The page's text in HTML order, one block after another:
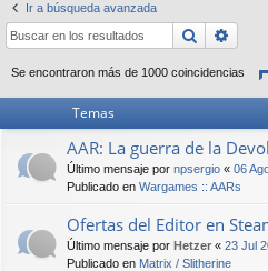
do
s
Ir a búsqueda avanzada
Buscar
Se encontraron más de 1000 coincidencias
Temas
AAR: La guerra de la
Último mensaje por npsergio « 06
Publicado en Wargames :: AARs
Ofertas del Editor en
Último mensaje por Hetzer « 23 Jul
Publicado en Matrix / Slitherine